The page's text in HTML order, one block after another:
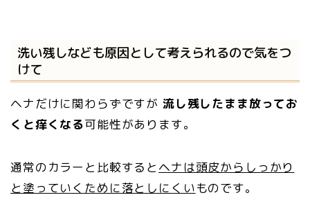
洗い残しなども原因として考えられるので気をつ
けて
ヘナだけに関わらずですが 流し残したまま放ってお
くと痒くなる可能性があります。
通常のカラーと比較すると ヘナは頭皮からしっかり
と塗っていくために落としにくいものです。